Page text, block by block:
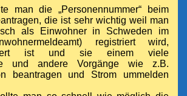
man die „Personennummer“ beim
die ist sehr wichtig weil man
als Einwohner in Schweden im
registriert wird,
ist und sie einem viele
und andere Vorgänge wie z.B.
beantragen und Strom ummelden